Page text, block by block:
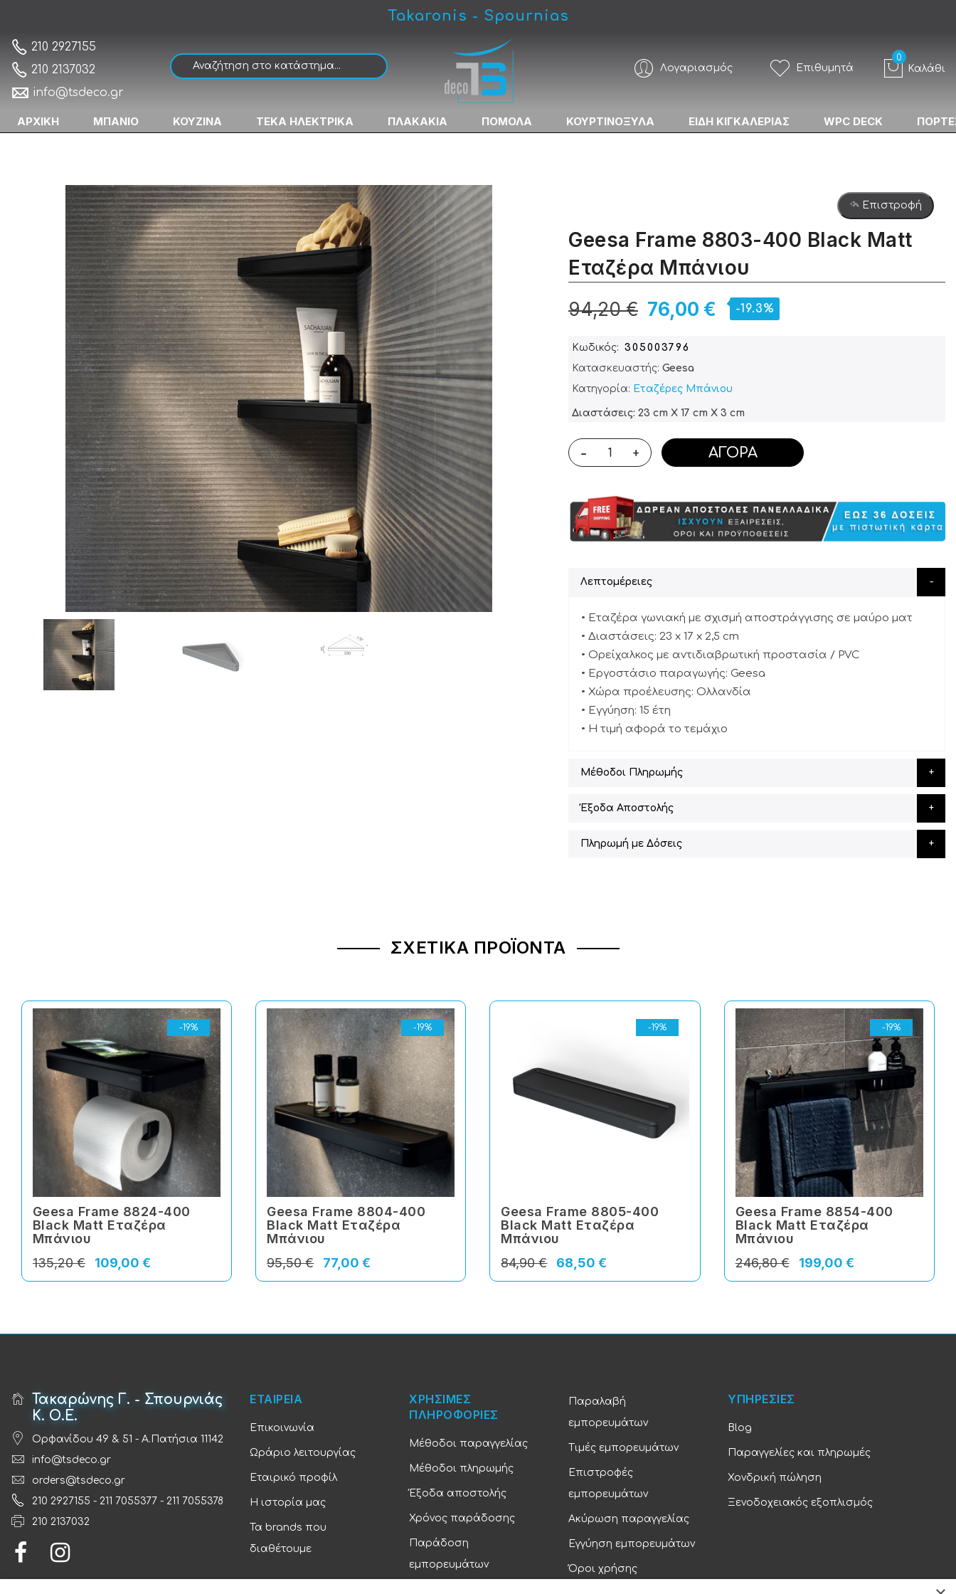
Takaronis - Spournias
210 2927155
210 2137032
info@tsdeco.gr
Λογαριασμός Επιθυμητά Καλάθι
ΑΡΧΙΚΗ ΜΠΑΝΙΟ ΚΟΥΖΙΝΑ ΤΕΚΑ ΗΛΕΚΤΡΙΚΑ ΠΛΑΚΑΚΙΑ ΠΟΜΟΛΑ ΚΟΥΡΤΙΝΟΞΥΛΑ ΕΙΔΗ ΚΙΓΚΑΛΕΡΙΑΣ WPC DECK
Επιστροφή
Geesa Frame 8803-400 Black Matt
Εταζέρα Μπάνιου
76,00 €
94,20 € -19.3%
Κωδικός
305003796
Κατασκευαστής: Geesa
Κατηγορία: Εταζέρες Μπάνιου
Διαστάσεις: 23 cm X 17 cm X 3 cm
- + ΑΓΟΡΆ
Λεπτομέρειες
• Εταζέρα γωνιακή με σχισμή αποστράγγισης σε μαύρο ματ
• Διαστάσεις: 23 x 17 x 2,5 cm
• Ορείχαλκος με αντιδιαβρωτική προστασία / PVC
• Εργοστάσιο παραγωγής: Geesa
• Χώρα προέλευσης: Ολλανδία
• Εγγύηση: 15 έτη
• Η τιμή αφορά το τεμάχιο
Μέθοδοι Πληρωμής
Έξοδα Αποστολής
Πληρωμή με Δόσεις
ΣΧΕΤΙΚΆ ΠΡΟΪΌΝΤΑ
-19%
Geesa Frame 8824-400
Black Matt Εταζέρα
Μπάνιου
109,00 €
135,20 €
-19%
Geesa Frame 8804-400
Black Matt Εταζέρα
Μπάνιου
77,00 €
95,50 €
-19%
Geesa Frame 8805-400
Black Matt Εταζέρα
Μπάνιου
68,50 €
84,90 €
-19%
Geesa Frame 8854-400
Black Matt Εταζέρα
Μπάνιου
199,00 €
246,80 €
Τακαρώνης Γ. - Σπουρνιάς
Κ. Ο.Ε.
Ορφανίδου 49 & 51 - Α.Πατήσια 11142
info@tsdeco.gr
orders@tsdeco.gr
210 2927155 - 211 7055377 - 211 7055378
210 2137032
ΕΤΑΙΡΕΙΑ
Επικοινωνία
Ωράριο λειτουργίας
Εταιρικό προφίλ
Η ιστορία μας
Τα brands που
διαθέτουμε
ΧΡΗΣΙΜΕΣ
ΠΛΗΡΟΦΟΡΙΕΣ
Μέθοδοι παραγγελίας
Μέθοδοι πληρωμής
Έξοδα αποστολής
Χρόνος παράδοσης
Παράδοση
εμπορευμάτων
Παραλαβή
εμπορευμάτων
Τιμές εμπορευμάτων
Επιστροφές
εμπορευμάτων
Ακύρωση παραγγελίας
Εγγύηση εμπορευμάτων
Όροι χρήσης
ΥΠΗΡΕΣΙΕΣ
Blog
Παραγγελίες και πληρωμές
Χονδρική πώληση
Ξενοδοχειακός εξοπλισμός